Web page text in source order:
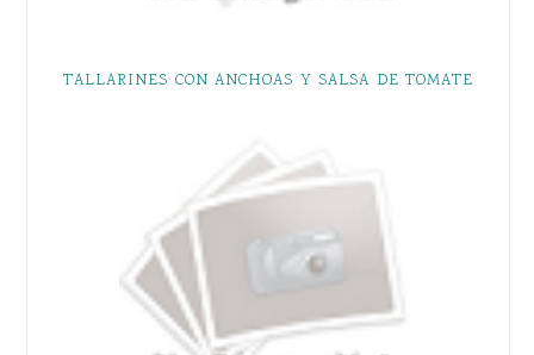
TALLARINES CON ANCHOAS Y SALSA DE TOMATE